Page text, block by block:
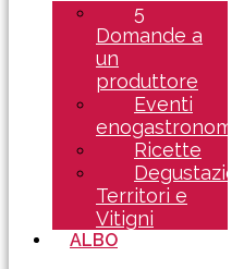
5
Domande a
un
produttore
Eventi
enogastronomici
Ricette
Degustazioni
Territori e
Vitigni
ALBO